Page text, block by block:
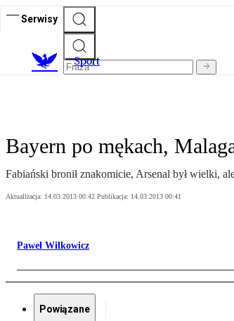
Serwisy
Sport
Bayern po mękach,
Fabiański bronił znakomicie, Arsenal był wielki,
Aktualizacja: 14.03.2013 00:42 Publikacja: 14.03.2013 00:41
Paweł Wilkowicz
Powiązane